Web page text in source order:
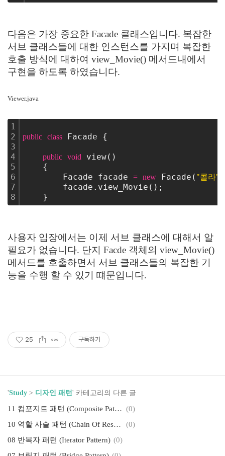
다음은 가장 중요한 Facade 클래스입니다. 복잡한
서브 클래스들에 대한 인스턴스를 가지며 복잡한
호출 방식에 대하여 view_Movie() 메서드내에서
구현을 하도록 하였습니다.
Viewer.java
1
2
3
4
5
6
7
8
public class Facade {
public void
view()
{
Facade facade = new Facade( "콜라"
facade.view_Movie();
}
사용자 입장에서는 이제 서브 클래스에 대해서 알
필요가 없습니다. 단지 Facde 객체의 view_Movie()
메서드를 호출하면서 서브 클래스들의 복잡한 기
능을 수행 할 수 있기 떄문입니다.
25 구독하기
'Study > 디자인 패턴' 카테고리의 다른 글
11 컴포지트 패턴 (Composite Pattern) (0)
10 역할 사슬 패턴 (Chain Of Responsibility)
(0)
08 반복자 패턴 (Iterator Pattern) (0)